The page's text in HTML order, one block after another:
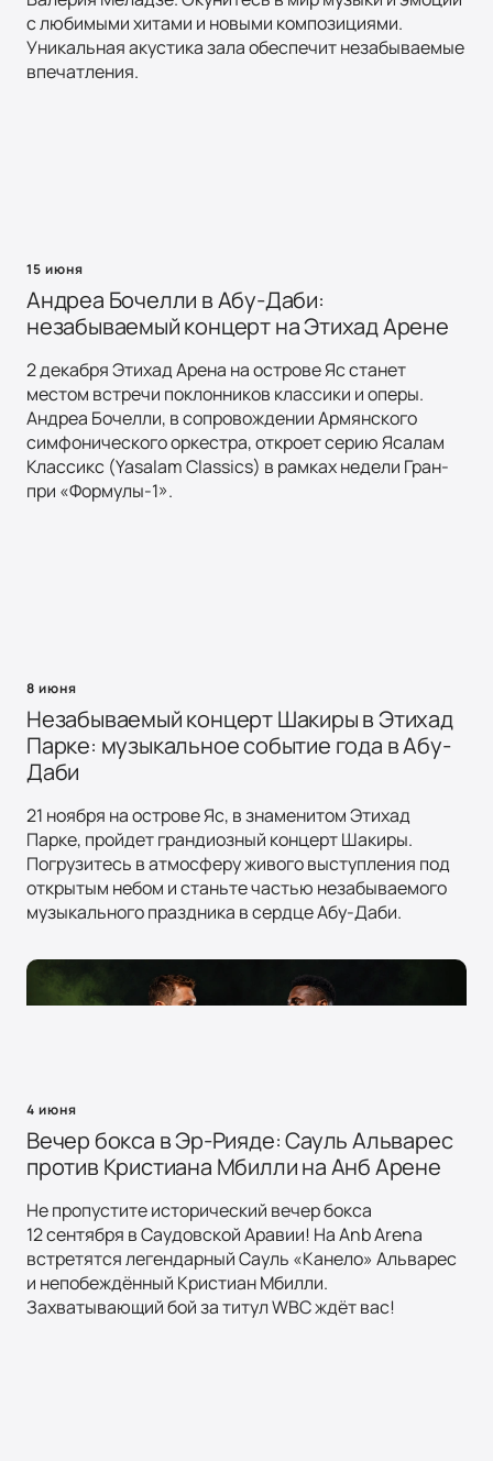
с любимыми хитами и новыми композициями.
Уникальная акустика зала обеспечит незабываемые
впечатления.
15 июня
Андреа Бочелли в Абу-Даби:
незабываемый концерт на Этихад Арене
2 декабря Этихад Арена на острове Яс станет
местом встречи поклонников классики и оперы.
Андреа Бочелли, в сопровождении Армянского
симфонического оркестра, откроет серию Ясалам
Классикс (Yasalam Classics) в рамках недели Гран-
при «Формулы-1».
8 июня
Незабываемый концерт Шакиры в Этихад
Парке: музыкальное событие года в Абу-
Даби
21 ноября на острове Яс, в знаменитом Этихад
Парке, пройдет грандиозный концерт Шакиры.
Погрузитесь в атмосферу живого выступления под
открытым небом и станьте частью незабываемого
музыкального праздника в сердце Абу-Даби.
4 июня
Вечер бокса в Эр-Рияде: Сауль Альварес
против Кристиана Мбилли на Анб Арене
Не пропустите исторический вечер бокса
12 сентября в Саудовской Аравии! На Anb Arena
встретятся легендарный Сауль «Канело» Альварес
и непобеждённый Кристиан Мбилли.
Захватывающий бой за титул WBC ждёт вас!